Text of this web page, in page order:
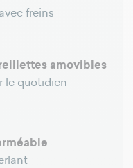
freins
amovibles
le quotidien